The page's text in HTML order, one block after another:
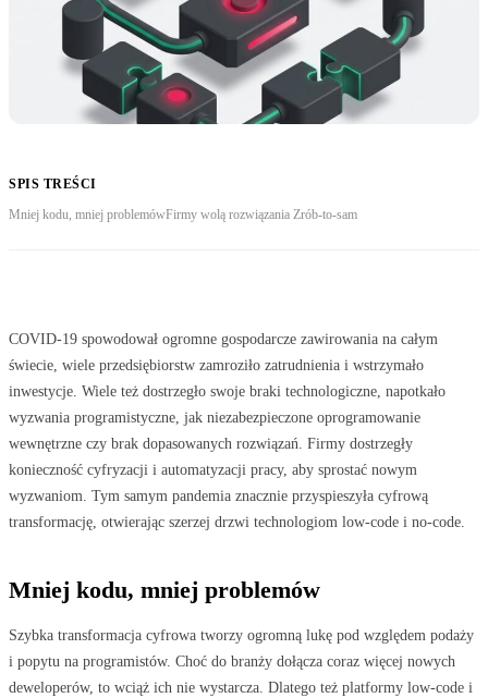
SPIS TREŚCI
Mniej kodu, mniej problemówFirmy wolą rozwiązania Zrób-to-sam
COVID-19 spowodował ogromne gospodarcze zawirowania na całym
świecie, wiele przedsiębiorstw zamroziło zatrudnienia i wstrzymało
inwestycje. Wiele też dostrzegło swoje braki technologiczne, napotkało
wyzwania programistyczne, jak niezabezpieczone oprogramowanie
wewnętrzne czy brak dopasowanych rozwiązań. Firmy dostrzegły
konieczność cyfryzacji i automatyzacji pracy, aby sprostać nowym
wyzwaniom. Tym samym pandemia znacznie przyspieszyła cyfrową
transformację, otwierając szerzej drzwi technologiom low-code i no-code.
Mniej kodu, mniej problemów
Szybka transformacja cyfrowa tworzy ogromną lukę pod względem podaży
i popytu na programistów. Choć do branży dołącza coraz więcej nowych
deweloperów, to wciąż ich nie wystarcza. Dlatego też platformy low-code i